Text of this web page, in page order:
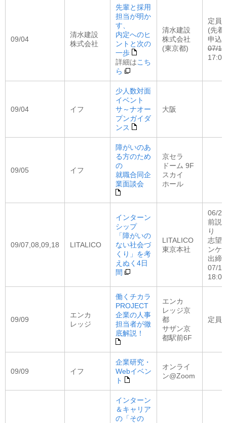
09/04
清水建設
株式会社
先輩と採用
担当が明か
す、
内定へのヒ
ントと次の
一歩
詳細はこち
ら
清水建設
株式会社
(東京都)
定員
(先着
申込
07/10
17:00
09/04 イフ
少人数対面
イベント
サ～ナオー
プンガイダ
ンス
大阪
09/05 イフ
障がいのあ
る方のため
の
就職合同企
業面談会
京セラ
ドーム 9F
スカイ
ホール
09/07,08,09,18 LITALICO
インターン
シップ
「障がいの
ない社会づ
くり」を考
えぬく4日
間
LITALICO
東京本社
06/
前説
り
志望
ンケ
出締
07/
18:00
09/09
エンカ
レッジ
働くチカラ
PROJECT
企業の人事
担当者が徹
底解説！
エンカ
レッジ京
都
サザン京
都駅前6F
定員
09/09 イフ
企業研究・
Webイベン
ト
オンライ
ン@Zoom
インターン
＆キャリア
の「その